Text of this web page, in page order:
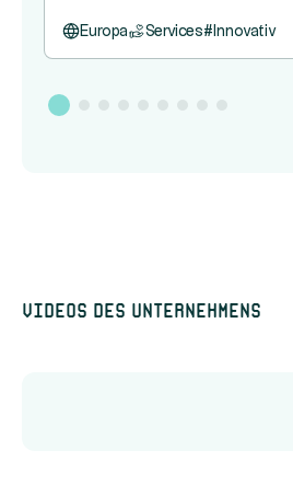
Europa Services# Innovativ
Videos des Unternehmens